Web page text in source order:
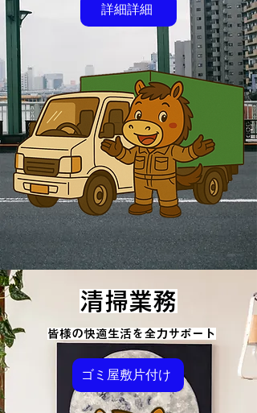
詳細詳細
清掃業務
皆様の快適生活を全力サポート
ゴミ屋敷片付け